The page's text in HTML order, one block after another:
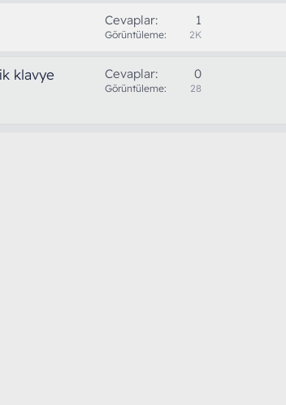
Cevaplar 1
Görüntüleme 2K
klavye
Cevaplar 0
Görüntüleme 28